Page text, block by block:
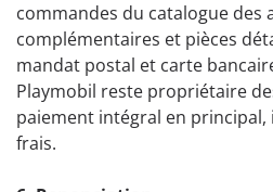
commandes du catalogue des
complémentaires et pièces
mandat postal et carte
Playmobil reste propriétaire
paiement intégral en
frais.